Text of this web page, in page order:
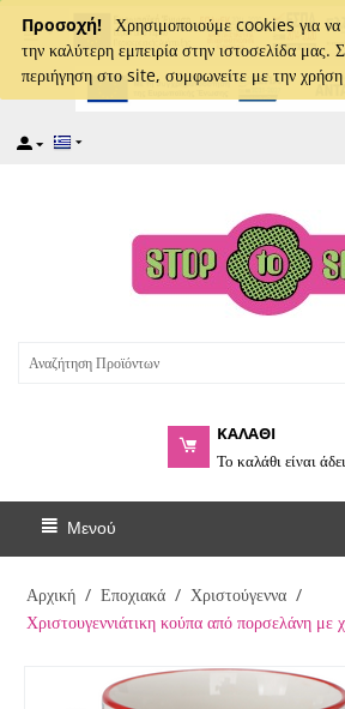
Προσοχή! Χρησιμοποιούμε cookies για
την καλύτερη εμπειρία στην ιστοσελίδα μας.
περιήγηση στο site, συμφωνείτε με την
captcha
ΚΑΛΑΘΙ
Το καλάθι είναι
Μενού
Αρχική / Εποχιακά / Χριστούγεννα /
Χριστουγεννιάτικη κούπα από πορσελάνη